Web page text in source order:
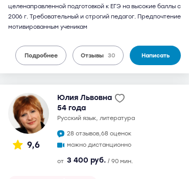
целенаправленной подготовкой к ЕГЭ на высокие баллы с
2006 г. Требовательный и строгий педагог. Предпочтение
мотивированным ученикам
Подробнее Отзывы 30 Написать
9,6
Юлия Львовна
54 года
русский язык, литература
28 отзывов,68 оценок
можно дистанционно
от 3 400 руб. / 90 мин.